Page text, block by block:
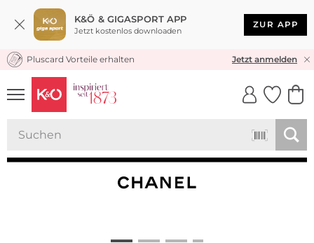
K&Ö & GIGASPORT APP
Jetzt kostenlos downloaden
ZUR APP
KOSTENLOSER VERSAND* & RÜCKVERSAND
Pluscard Vorteile erhalten Jetzt anmelden
UNSERE APP
CLICK &